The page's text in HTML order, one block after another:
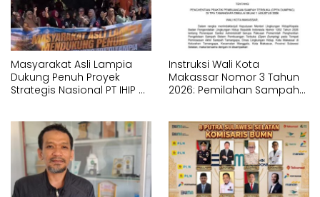
Masyarakat Asli Lampia
Dukung Penuh Proyek
Strategis Nasional PT IHIP di
Instruksi Wali Kota
Makassar Nomor 3 Tahun
2026: Pemilahan Sampah